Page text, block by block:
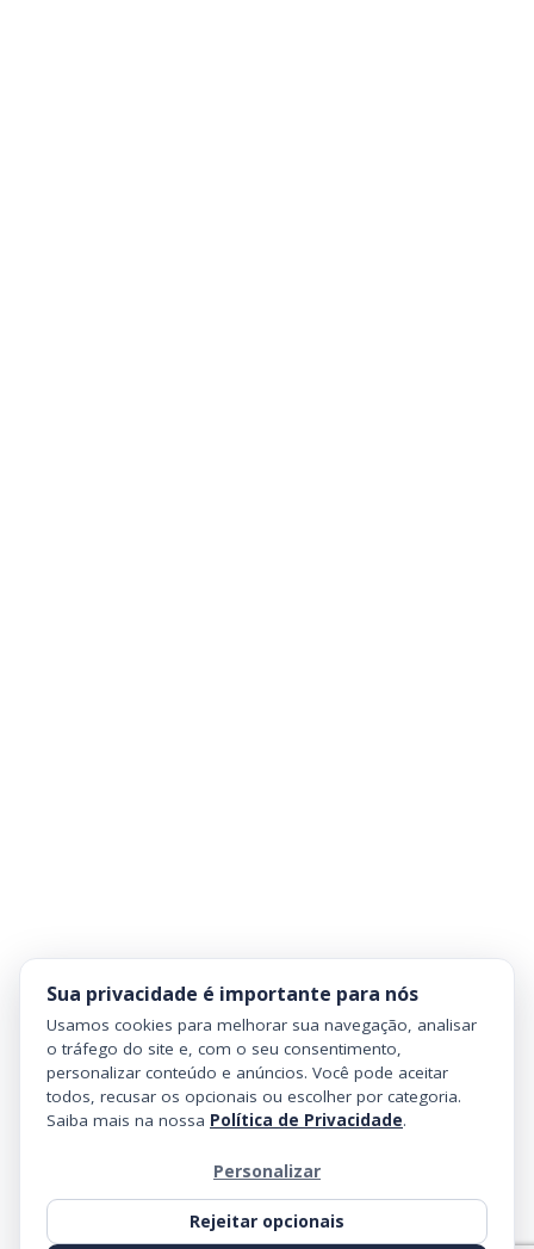
Sua privacidade é importante para nós
Usamos cookies para melhorar sua navegação, analisar
o tráfego do site e, com o seu consentimento,
personalizar conteúdo e anúncios. Você pode aceitar
todos, recusar os opcionais ou escolher por categoria.
Saiba mais na nossa Política de Privacidade.
Personalizar
Rejeitar opcionais